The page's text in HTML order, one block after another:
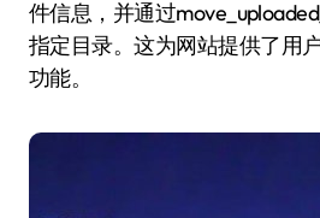
件信息，并通过
指定目录。这为网站提供了用
功能。